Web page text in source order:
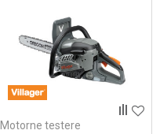
Motorne testere